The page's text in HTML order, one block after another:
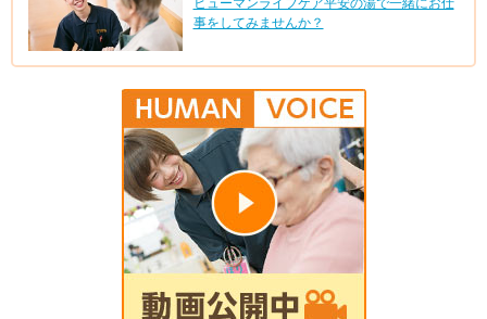
ヒューマンライフケア平安の湯で一緒にお仕
事をしてみませんか？